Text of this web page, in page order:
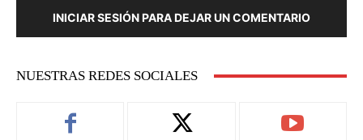
INICIAR SESIÓN PARA DEJAR UN COMENTARIO
NUESTRAS REDES SOCIALES